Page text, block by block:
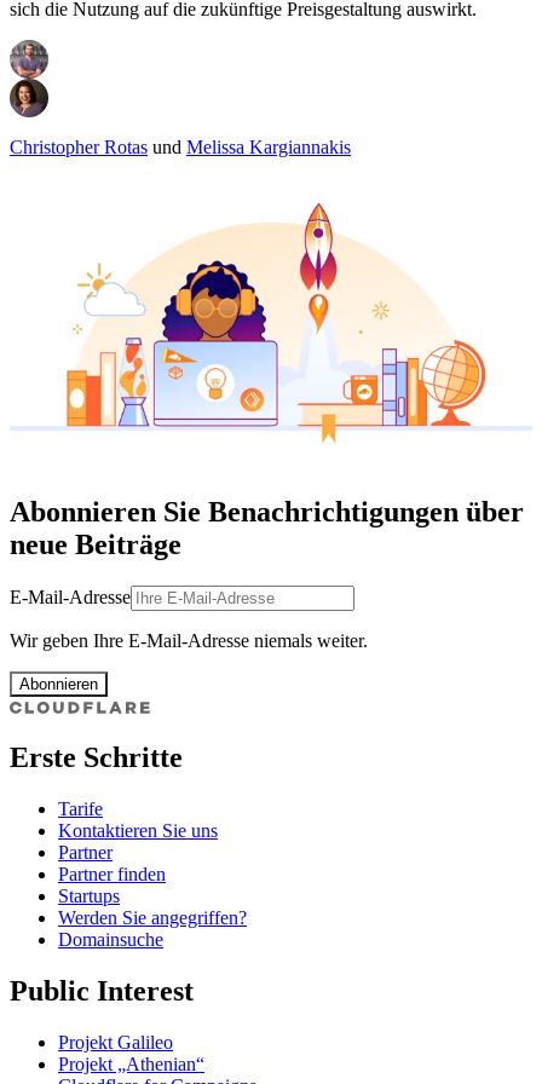
sich die Nutzung auf die zukünftige Preisgestaltung auswirkt.
Christopher Rotas und Melissa Kargiannakis
Abonnieren Sie Benachrichtigungen über
neue Beiträge
E-Mail-Adresse
Wir geben Ihre E-Mail-Adresse niemals weiter.
Abonnieren
Erste Schritte
Tarife
Kontaktieren Sie uns
Partner
Partner finden
Startups
Werden Sie angegriffen?
Domainsuche
Public Interest
Projekt Galileo
Projekt „Athenian“